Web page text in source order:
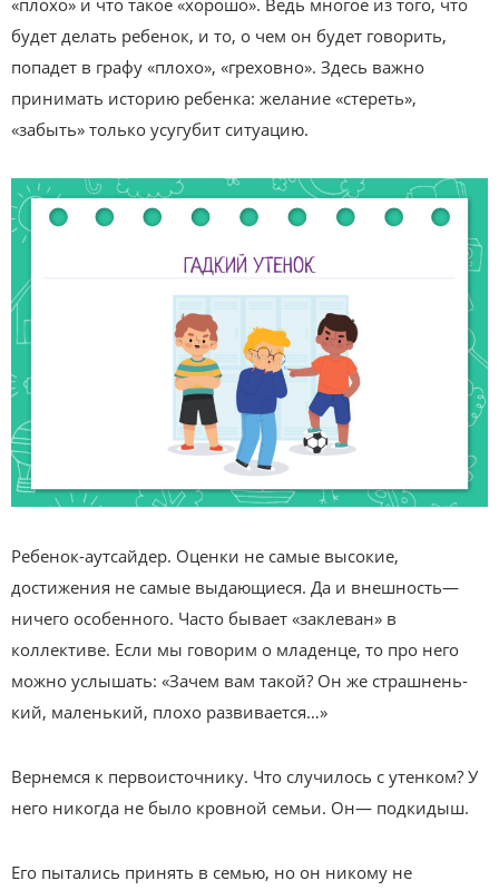
«плохо» и что такое «хорошо». Ведь многое из того, что
будет делать ребенок, и то, о чем он будет говорить,
попадет в графу «плохо», «греховно». Здесь важно
принимать историю ребенка: желание «стереть»,
«забыть» только усугубит ситуацию.
Ребенок-аутсайдер. Оценки не самые высокие,
достижения не самые выдающиеся. Да и внешность—
ничего особенного. Часто бывает «заклеван» в
коллективе. Если мы говорим о младенце, то про него
можно услышать: «Зачем вам такой? Он же страшнень­
кий, маленький, плохо развивается…»
Вернемся к первоисточнику. Что случилось с утенком? У
него никогда не было кровной семьи. Он— подкидыш.
Его пытались принять в семью, но он никому не